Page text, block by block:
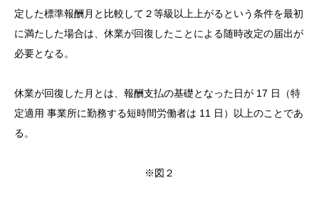
定した標準報酬月と比較して２等級以上上がるという条件を最初
に満たした場合は、休業が回復したことによる随時改定の届出が
必要となる。
休業が回復した月とは、報酬支払の基礎となった日が 17 日（特
定適用 事業所に勤務する短時間労働者は 11 日）以上のことであ
る。
※図２